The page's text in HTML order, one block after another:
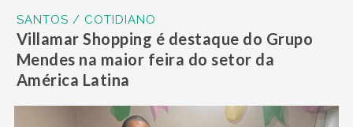
SANTOS / COTIDIANO
Villamar Shopping é destaque do Grupo
Mendes na maior feira do setor da
América Latina